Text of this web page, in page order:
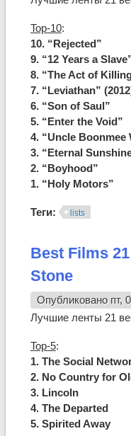
Top-10:
10. “Rejected”
9. “12 Years a
8. “The Act of
7. “Leviathan”
6. “Son of Saul”
5. “Enter the Void”
4. “Uncle Boonmee
3. “Eternal
2. “Boyhood”
1. “Holy Motors”
Теги: lists
Best Films
Stone
Опубликовано пт,
Лучшие ленты 21
Top-5:
1. The Social
2. No Country for
3. Lincoln
4. The Departed
5. Spirited Away